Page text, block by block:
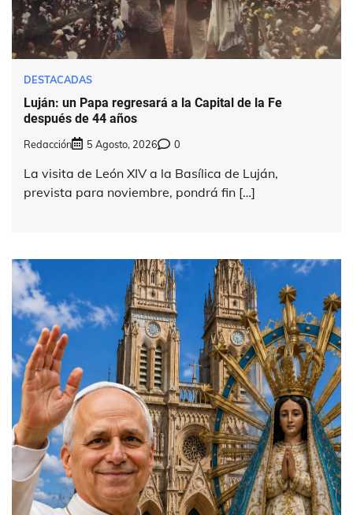
DESTACADAS
Luján: un Papa regresará a la Capital de la Fe
después de 44 años
Redacción 5 Agosto, 2026 0
La visita de León XIV a la Basílica de Luján,
prevista para noviembre, pondrá fin […]